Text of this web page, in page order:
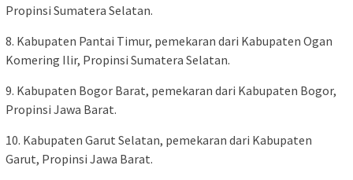
Propinsi Sumatera Selatan.
8. Kabupaten Pantai Timur, pemekaran dari Kabupaten Ogan
Komering Ilir, Propinsi Sumatera Selatan.
9. Kabupaten Bogor Barat, pemekaran dari Kabupaten Bogor,
Propinsi Jawa Barat.
10. Kabupaten Garut Selatan, pemekaran dari Kabupaten
Garut, Propinsi Jawa Barat.